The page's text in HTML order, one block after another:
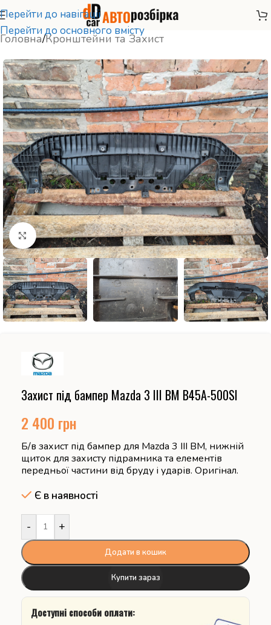
Перейти до навігації
Перейти до основного вмісту
Головна/Кронштейни та Захист
Натисніть, щоб збільшити
Захист під бампер Mazda 3 III BM B45A-500SI
2 400 грн
Б/в захист під бампер для Mazda 3 III BM, нижній
щиток для захисту підрамника та елементів
передньої частини від бруду і ударів. Оригінал.
Є в наявності
- +
Додати в кошик
Купити зараз
Доступні способи оплати: